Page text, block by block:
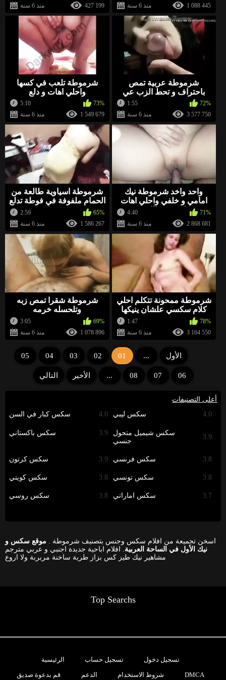
أعلى التصنيفات
سكس كبار في السن
4.0 سكس ليبي 4.0
سكس باكستاني 3.9
سكس شيميل متحول
جنسي
3.9
سكس كرتون 3.9 سكس فرنسي 3.8
سكس كويتي 3.8 سكس تونسي 3.8
سكس روسي 3.8 سكس اماراتي 3.7
منذ 6 سنة
427 199
منذ 6 سنة
1 088 445
شرموطة تلعب في كسها
واحلي اهات و دلع
5:10
73%
منذ 6 سنة
1 549 679
شرموطة عربية تمص
باحتراف و تحط الزب عي
1:55
72%
منذ 6 سنة
3 577 750
شرموطة اسياوية طالعة من
الحمام ملفوفة في فوطة تدلع
2:59
65%
منذ 6 سنة
1 586 267
واحد واخد شرموطة نيك
امامي و خلفي واحلي اهات
ولعب في الكس4:40
71%
منذ 6 سنة
2 868 681
شرموطة شقرا تمص زبه
وتلحسله خرمه
3:05
69%
منذ 6 سنة
1 078 896
شرموطة ممحونة تتكلم احلي
كلام سكسي علشان ينيكها
1:47
78%
منذ 6 سنة
3 164 550
الأول ...
01
02
03
04
05
06
07
08
... الأخير التالي
اسخن تجميعة من افلام سكس وجنس بتصنيف شرموطة . موقع سكس و
نيك الأول في الساحة العربية . افلام اباحية جديدة اجنبي و عربي مترجم
مشاهير نيك طيز كس بزاز طرية ساخنة مربربة ولا اروع
Top Searchs
الرئيسية تسجيل حساب
تسجيل دخول
قم بدعوة صديق
الدعم شروط الاستخدام DMCA